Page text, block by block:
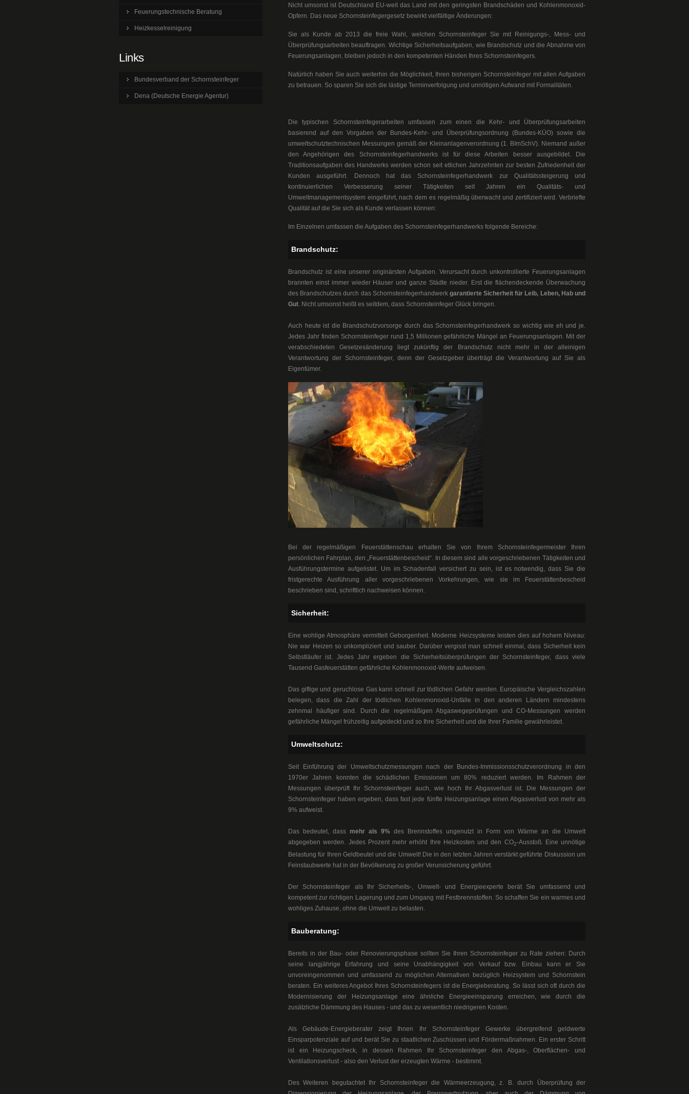
Nicht umsonst ist Deutschland EU-weit das Land mit den geringsten Brandschäden und Kohlenmonoxid-
Opfern. Das neue Schornsteinfegergesetz bewirkt vielfältige Änderungen:
Sie als Kunde ab 2013 die freie Wahl, welchen Schornsteinfeger Sie mit Reinigungs-, Mess- und
Überprüfungsarbeiten beauftragen. Wichtige Sicherheitsaufgaben, wie Brandschutz und die Abnahme von
Feuerungsanlagen, bleiben jedoch in den kompetenten Händen Ihres Schornsteinfegers.
Natürlich haben Sie auch weiterhin die Möglichkeit, Ihren bisherigen Schornsteinfeger mit allen Aufgaben
zu betrauen. So sparen Sie sich die lästige Terminverfolgung und unnötigen Aufwand mit Formalitäten.
Die typischen Schornsteinfegerarbeiten umfassen zum einen die Kehr- und Überprüfungsarbeiten
basierend auf den Vorgaben der Bundes-Kehr- und Überprüfungsordnung (Bundes-KÜO) sowie die
umweltschutztechnischen Messungen gemäß der Kleinanlagenverordnung (1. BImSchV). Niemand außer
den Angehörigen des Schornsteinfegerhandwerks ist für diese Arbeiten besser ausgebildet. Die
Traditionsaufgaben des Handwerks werden schon seit etlichen Jahrzehnten zur besten Zufriedenheit der
Kunden ausgeführt. Dennoch hat das Schornsteinfegerhandwerk zur Qualitätssteigerung und
kontinuierlichen Verbesserung seiner Tätigkeiten seit Jahren ein Qualitäts- und
Umweltmanagementsystem eingeführt, nach dem es regelmäßig überwacht und zertifiziert wird. Verbriefte
Qualität auf die Sie sich als Kunde verlassen können:
Im Einzelnen umfassen die Aufgaben des Schornsteinfegerhandwerks folgende Bereiche:
Brandschutz:
Brandschutz ist eine unserer originärsten Aufgaben. Verursacht durch unkontrollierte Feuerungsanlagen
brannten einst immer wieder Häuser und ganze Städte nieder. Erst die flächendeckende Überwachung
des Brandschutzes durch das Schornsteinfegerhandwerk garantierte Sicherheit für Leib, Leben, Hab und
Gut. Nicht umsonst heißt es seitdem, dass Schornsteinfeger Glück bringen.
Auch heute ist die Brandschutzvorsorge durch das Schornsteinfegerhandwerk so wichtig wie eh und je.
Jedes Jahr finden Schornsteinfeger rund 1,5 Millionen gefährliche Mängel an Feuerungsanlagen. Mit der
verabschiedeten Gesetzesänderung liegt zukünftig der Brandschutz nicht mehr in der alleinigen
Verantwortung der Schornsteinfeger, denn der Gesetzgeber überträgt die Verantwortung auf Sie als
Eigentümer.
Bei der regelmäßigen Feuerstättenschau erhalten Sie von Ihrem Schornsteinfegermeister Ihren
persönlichen Fahrplan, den „Feuerstättenbescheid“. In diesem sind alle vorgeschriebenen Tätigkeiten und
Ausführungstermine aufgelistet. Um im Schadenfall versichert zu sein, ist es notwendig, dass Sie die
fristgerechte Ausführung aller vorgeschriebenen Vorkehrungen, wie sie im Feuerstättenbescheid
beschrieben sind, schriftlich nachweisen können.
Sicherheit:
Eine wohlige Atmosphäre vermittelt Geborgenheit. Moderne Heizsysteme leisten dies auf hohem Niveau:
Nie war Heizen so unkompliziert und sauber. Darüber vergisst man schnell einmal, dass Sicherheit kein
Selbstläufer ist. Jedes Jahr ergeben die Sicherheitsüberprüfungen der Schornsteinfeger, dass viele
Tausend Gasfeuerstätten gefährliche Kohlenmonoxid-Werte aufweisen.
Das giftige und geruchlose Gas kann schnell zur tödlichen Gefahr werden. Europäische Vergleichszahlen
belegen, dass die Zahl der tödlichen Kohlenmonoxid-Unfälle in den anderen Ländern mindestens
zehnmal häufiger sind. Durch die regelmäßigen Abgaswegeprüfungen und CO-Messungen werden
gefährliche Mängel frühzeitig aufgedeckt und so Ihre Sicherheit und die Ihrer Familie gewährleistet.
Umweltschutz:
Seit Einführung der Umweltschutzmessungen nach der Bundes-Immissionsschutzverordnung in den
1970er Jahren konnten die schädlichen Emissionen um 80% reduziert werden. Im Rahmen der
Messungen überprüft Ihr Schornsteinfeger auch, wie hoch Ihr Abgasverlust ist. Die Messungen der
Schornsteinfeger haben ergeben, dass fast jede fünfte Heizungsanlage einen Abgasverlust von mehr als
9% aufweist.
Das bedeutet, dass mehr als 9% des Brennstoffes ungenutzt in Form von Wärme an die Umwelt
abgegeben werden. Jedes Prozent mehr erhöht Ihre Heizkosten und den CO2-Ausstoß. Eine unnötige
Belastung für Ihren Geldbeutel und die Umwelt! Die in den letzten Jahren verstärkt geführte Diskussion um
Feinstaubwerte hat in der Bevölkerung zu großer Verunsicherung geführt.
Der Schornsteinfeger als Ihr Sicherheits-, Umwelt- und Energieexperte berät Sie umfassend und
kompetent zur richtigen Lagerung und zum Umgang mit Festbrennstoffen. So schaffen Sie ein warmes und
wohliges Zuhause, ohne die Umwelt zu belasten.
Bauberatung:
Bereits in der Bau- oder Renovierungsphase sollten Sie Ihren Schornsteinfeger zu Rate ziehen: Durch
seine langjährige Erfahrung und seine Unabhängigkeit von Verkauf bzw. Einbau kann er Sie
unvoreingenommen und umfassend zu möglichen Alternativen bezüglich Heizsystem und Schornstein
beraten. Ein weiteres Angebot Ihres Schornsteinfegers ist die Energieberatung. So lässt sich oft durch die
Modernisierung der Heizungsanlage eine ähnliche Energieeinsparung erreichen, wie durch die
zusätzliche Dämmung des Hauses - und das zu wesentlich niedrigeren Kosten.
Als Gebäude-Energieberater zeigt Ihnen Ihr Schornsteinfeger Gewerke übergreifend geldwerte
Einsparpotenziale auf und berät Sie zu staatlichen Zuschüssen und Fördermaßnahmen. Ein erster Schritt
ist ein Heizungscheck, in dessen Rahmen Ihr Schornsteinfeger den Abgas-, Oberflächen- und
Ventilationsverlust - also den Verlust der erzeugten Wärme - bestimmt.
Des Weiteren begutachtet Ihr Schornsteinfeger die Wärmeerzeugung, z. B. durch Überprüfung der
Feuerungstechnische Beratung
Heizkesselreinigung
Links
Bundesverband der Schornsteinfeger
Dena (Deutsche Energie Agentur)